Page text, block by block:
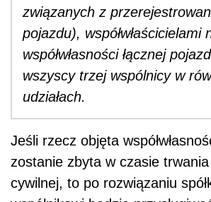
związanych z
pojazdu), współwłaścicielami
współwłasności łącznej
wszyscy trzej wspólnicy w
udziałach.
Jeśli rzecz objęta
zostanie zbyta w czasie trwania
cywilnej, to po rozwiązaniu